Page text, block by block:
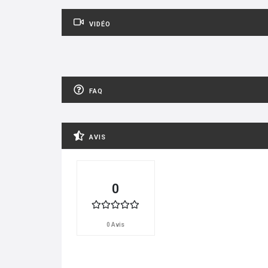
VIDÉO
FAQ
AVIS
0
0 Avis